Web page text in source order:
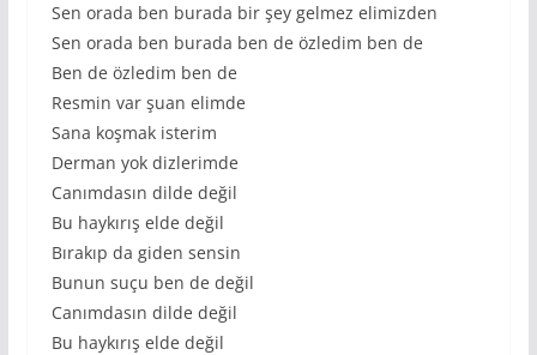
Sen orada ben burada bir şey gelmez elimizden
Sen orada ben burada ben de özledim ben de
Ben de özledim ben de
Resmin var şuan elimde
Sana koşmak isterim
Derman yok dizlerimde
Canımdasın dilde değil
Bu haykırış elde değil
Bırakıp da giden sensin
Bunun suçu ben de değil
Canımdasın dilde değil
Bu haykırış elde değil